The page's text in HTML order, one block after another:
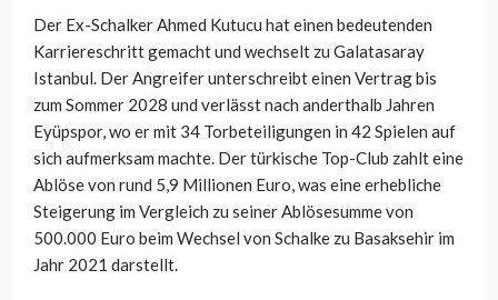
Der Ex-Schalker Ahmed Kutucu hat einen bedeutenden
Karriereschritt gemacht und wechselt zu Galatasaray
Istanbul. Der Angreifer unterschreibt einen Vertrag bis
zum Sommer 2028 und verlässt nach anderthalb Jahren
Eyüpspor, wo er mit 34 Torbeteiligungen in 42 Spielen auf
sich aufmerksam machte. Der türkische Top-Club zahlt eine
Ablöse von rund 5,9 Millionen Euro, was eine erhebliche
Steigerung im Vergleich zu seiner Ablösesumme von
500.000 Euro beim Wechsel von Schalke zu Basaksehir im
Jahr 2021 darstellt.